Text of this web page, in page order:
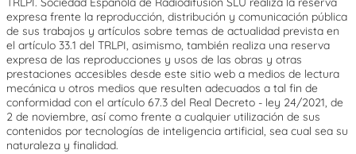
expresa frente la reproducción, distribución y comunicación pública
de sus trabajos y artículos sobre temas de actualidad prevista en
el artículo 33.1 del TRLPI, asimismo, también realiza una reserva
expresa de las reproducciones y usos de las obras y otras
prestaciones accesibles desde este sitio web a medios de lectura
mecánica u otros medios que resulten adecuados a tal fin de
conformidad con el artículo 67.3 del Real Decreto - ley 24/2021, de
2 de noviembre, así como frente a cualquier utilización de sus
contenidos por tecnologías de inteligencia artificial, sea cual sea su
naturaleza y finalidad.